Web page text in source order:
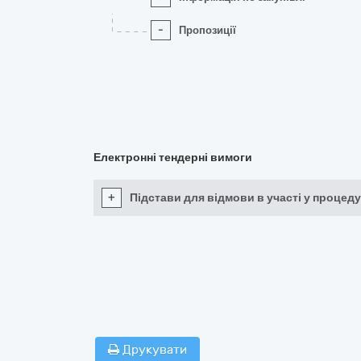
- Пропозиції
Електронні тендерні вимоги
+ Підстави для відмови в участі у
Друкувати